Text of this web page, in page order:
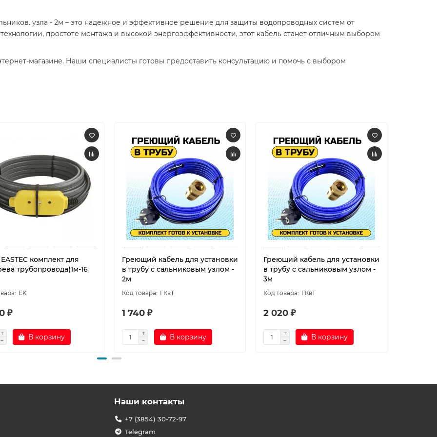
узла - 2м – это надежное и эффективное решение для защиты водопроводных систем от
простоте монтажа и высокой энергоэффективности, этот кабель станет отличным выбором
магазине. Наши специалисты готовы предоставить консультацию и помочь с выбором
EASTEC комплект для
трубопровода(1м-16
EK
₽
В корзину
Греющий кабель для установки
в трубу с сальниковым узлом -
2м
ГКвТ
1 740 ₽
В корзину
Греющий кабель для установки
в трубу с сальниковым узлом -
3м
ГКвТ
2 020 ₽
В корзину
Наши контакты
+7 (3854) 30-72-97
Telegram